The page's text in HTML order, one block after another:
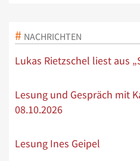
NACHRICHTEN
Lukas Rietzschel liest aus
Lesung und Gespräch mit
08.10.2026
Lesung Ines Geipel